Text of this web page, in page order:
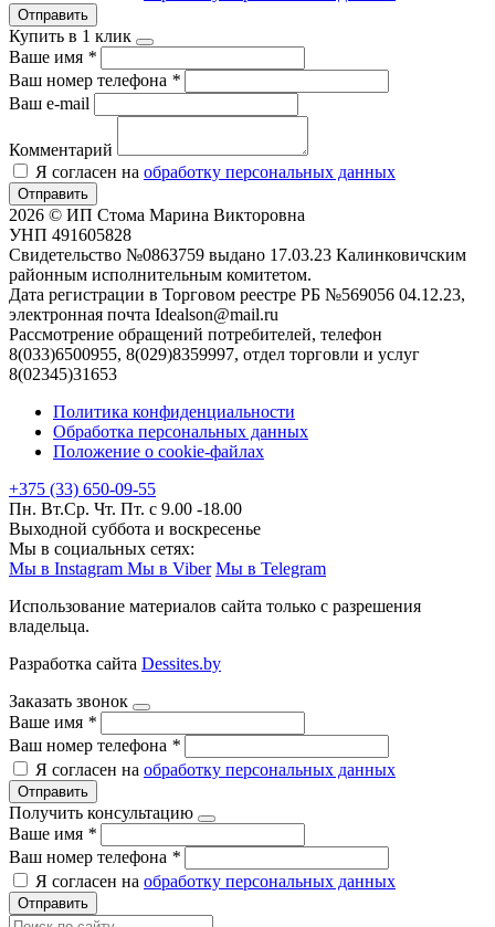
Отправить
Купить в 1 клик
Ваше имя *
Ваш номер телефона *
Ваш e-mail
Комментарий
Я согласен на обработку персональных данных
Отправить
2026 © ИП Стома Марина Викторовна
УНП 491605828
Свидетельство №0863759 выдано 17.03.23 Калинковичским
районным исполнительным комитетом.
Дата регистрации в Торговом реестре РБ №569056 04.12.23,
электронная почта Idealson@mail.ru
Рассмотрение обращений потребителей, телефон
8(033)6500955, 8(029)8359997, отдел торговли и услуг
8(02345)31653
Политика конфиденциальности
Обработка персональных данных
Положение о cookie-файлах
+375 (33) 650-09-55
Пн. Вт.Ср. Чт. Пт. с 9.00 -18.00
Выходной суббота и воскресенье
Мы в социальных сетях:
Мы в Instagram Мы в Viber Мы в Telegram
Использование материалов сайта только с разрешения
владельца.
Разработка сайта Dessites.by
Заказать звонок
Ваше имя *
Ваш номер телефона *
Я согласен на обработку персональных данных
Отправить
Получить консультацию
Ваше имя *
Ваш номер телефона *
Я согласен на обработку персональных данных
Отправить